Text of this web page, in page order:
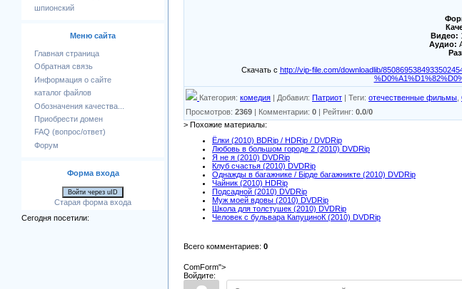
шпионский
Меню сайта
Главная страница
Обратная связь
Информация о сайте
каталог файлов
Обозначения качества...
Приобрести домен
FAQ (вопрос/ответ)
Форум
Форма входа
Войти через uID
Старая форма входа
Сегодня посетили:
Видео:
Аудио:
Скачать с http://vip-file.com/downloadlib/
Категория: комедия | Добавил: Патриот | Теги: отечественные фильмы
Просмотров: 2369 | Комментарии: 0 | Рейтинг: 0.0/0
> Похожие материалы:
Ёлки (2010) BDRip / HDRip / DVDRip
Любовь в большом городе 2 (2010) DVDRip
Я не я (2010) DVDRip
Клуб счастья (2010) DVDRip
Однажды в багажнике / Бірде багажникте (2010) DVDRip
Чайник (2010) HDRip
Подсадной (2010) DVDRip
Муж моей вдовы (2010) DVDRip
Школа для толстушек (2010) DVDRip
Человек с бульвара КапуциноК (2010) DVDRip
Всего комментариев: 0
ComForm">
Войдите: